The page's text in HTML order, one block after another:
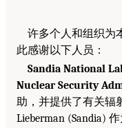
许多个人和组织为
此感谢以下人员：
Sandia National
Nuclear Security
助，并提供了有关辐
Lieberman (Sandia)